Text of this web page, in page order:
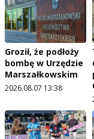
Groził, że podłoży
bombę w Urzędzie
Marszałkowskim
2026.08.07 13:38